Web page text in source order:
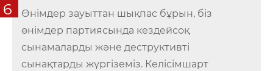
6
Өнімдер зауыттан шықпас бұрын, біз
өнімдер партиясында кездейсоқ
сынамаларды және деструктивті
сынақтарды жүргіземіз. Келісімшарт